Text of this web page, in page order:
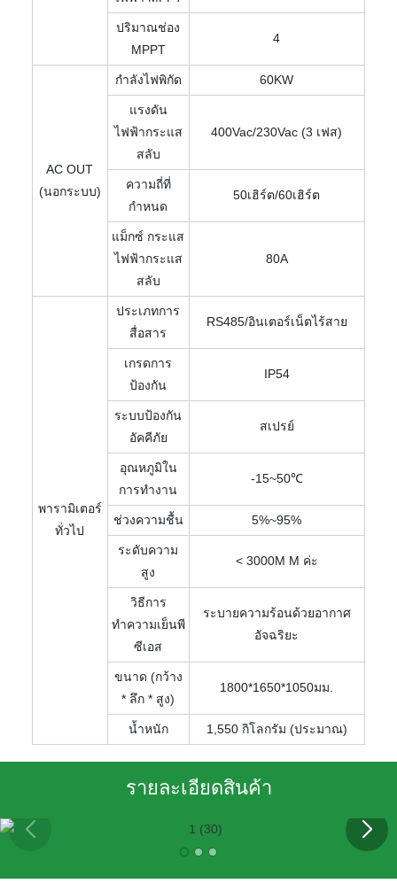
ปริมาณช่อง
MPPT
4
AC OUT
(นอกระบบ)
กำลังไฟพิกัด 60KW
แรงดัน
ไฟฟ้ากระแส
สลับ
400Vac/230Vac (3 เฟส)
ความถี่ที่
กำหนด
50เฮิร์ต/60เฮิร์ต
แม็กซ์ กระแส
ไฟฟ้ากระแส
สลับ
80A
พารามิเตอร์
ทั่วไป
ประเภทการ
สื่อสาร
RS485/อินเตอร์เน็ตไร้สาย
เกรดการ
ป้องกัน
IP54
ระบบป้องกัน
อัคคีภัย
สเปรย์
อุณหภูมิใน
การทำงาน
-15~50℃
ช่วงความชื้น 5%~95%
ระดับความ
สูง
< 3000M M ค่ะ
วิธีการ
ทำความเย็นพี
ซีเอส
ระบายความร้อนด้วยอากาศ
อัจฉริยะ
ขนาด (กว้าง
* ลึก * สูง)
1800*1650*1050มม.
น้ำหนัก 1,550 กิโลกรัม (ประมาณ)
รายละเอียดสินค้า